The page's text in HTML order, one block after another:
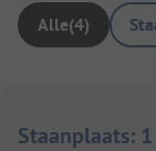
Alle(4)
Staanplaats: 1